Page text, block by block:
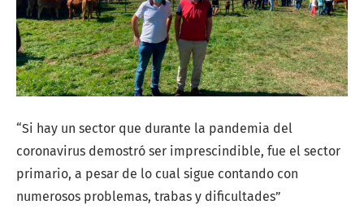
“Si hay un sector que durante la pandemia del
coronavirus demostró ser imprescindible, fue el sector
primario, a pesar de lo cual sigue contando con
numerosos problemas, trabas y dificultades”